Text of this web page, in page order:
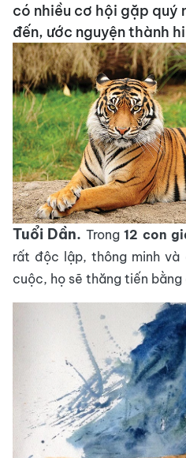
có nhiều cơ hội gặp quý
đến, ước nguyện thành
Tuổi Dần. Trong12 con
rất độc lập, thông minh
cuộc, họ sẽ thăng tiến bằng